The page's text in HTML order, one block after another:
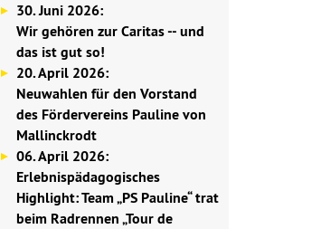
30. Juni 2026:
Wir gehören zur Caritas -- und
das ist gut so!
20. April 2026:
Neuwahlen für den Vorstand
des Fördervereins Pauline von
Mallinckrodt
06. April 2026:
Erlebnispädagogisches
Highlight: Team „PS Pauline“ trat
beim Radrennen „Tour de